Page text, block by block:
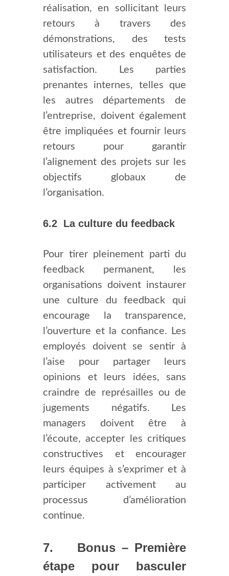
réalisation, en sollicitant leurs
retours à travers des
démonstrations, des tests
utilisateurs et des enquêtes de
satisfaction. Les parties
prenantes internes, telles que
les autres départements de
l’entreprise, doivent également
être impliquées et fournir leurs
retours pour garantir
l’alignement des projets sur les
objectifs globaux de
l’organisation.
6.2 La culture du feedback
Pour tirer pleinement parti du
feedback permanent, les
organisations doivent instaurer
une culture du feedback qui
encourage la transparence,
l’ouverture et la confiance. Les
employés doivent se sentir à
l’aise pour partager leurs
opinions et leurs idées, sans
craindre de représailles ou de
jugements négatifs. Les
managers doivent être à
l’écoute, accepter les critiques
constructives et encourager
leurs équipes à s’exprimer et à
participer activement au
processus d’amélioration
continue.
7. Bonus – Première
étape pour basculer